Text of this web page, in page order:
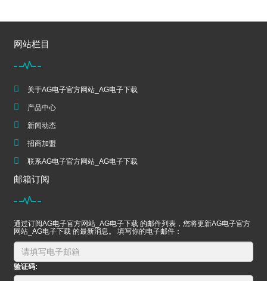
网站栏目
关于AG电子官方网站_AG电子下载
产品中心
新闻动态
招商加盟
联系AG电子官方网站_AG电子下载
邮箱订阅
通过订阅AG电子官方网站_AG电子下载 的邮件列表，您将更新AG电子官方
网站_AG电子下载 的最新消息。 填写你的电子邮件：
验证码: